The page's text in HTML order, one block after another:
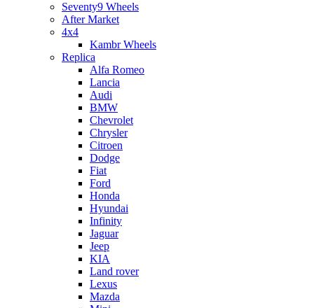
Seventy9 Wheels
After Market
4x4
Kambr Wheels
Replica
Alfa Romeo
Lancia
Audi
BMW
Chevrolet
Chrysler
Citroen
Dodge
Fiat
Ford
Honda
Hyundai
Infinity
Jaguar
Jeep
KIA
Land rover
Lexus
Mazda